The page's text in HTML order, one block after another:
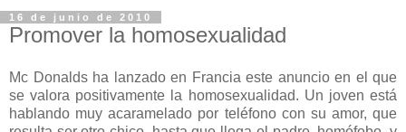
16 de junio de 2010
Promover la homosexualidad
Mc Donalds ha lanzado en Francia este anuncio en el que
se valora positivamente la homosexualidad. Un joven está
hablando muy acaramelado por teléfono con su amor, que